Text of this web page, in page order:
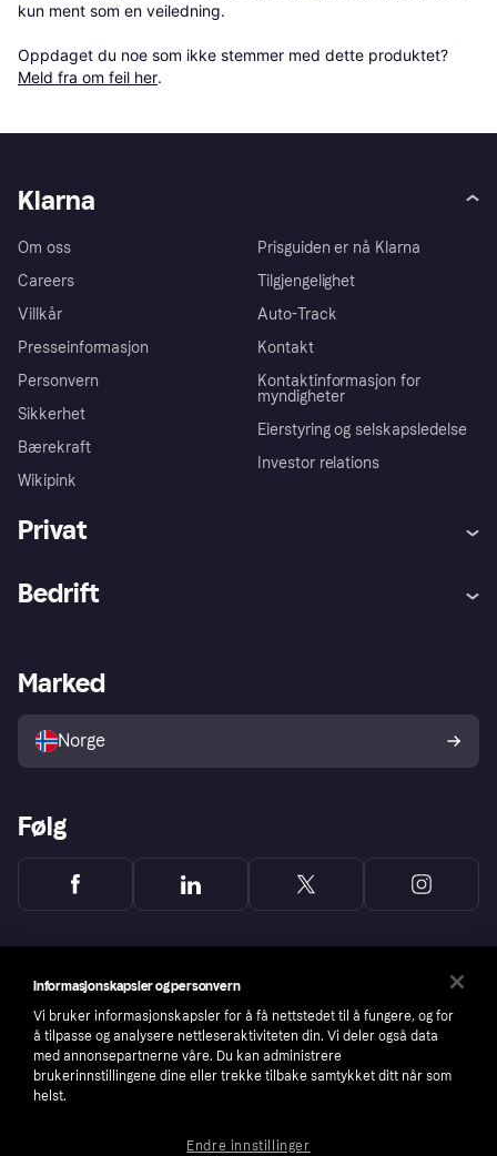
kun ment som en veiledning.
Oppdaget du noe som ikke stemmer med dette produktet?
Meld fra om feil her.
Klarna
Om oss
Careers
Villkår
Presseinformasjon
Personvern
Sikkerhet
Bærekraft
Wikipink
Prisguiden er nå Klarna
Tilgjengelighet
Auto-Track
Kontakt
Kontaktinformasjon for
myndigheter
Eierstyring og selskapsledelse
Investor relations
Privat
Utforsk butikker
Bedrift
Merchant portal
Marked
Norge
Følg
Informasjonskapsler og personvern
Vi bruker informasjonskapsler for å få nettstedet til å fungere, og for
å tilpasse og analysere nettleseraktiviteten din. Vi deler også data
med annonsepartnerne våre. Du kan administrere
brukerinnstillingene dine eller trekke tilbake samtykket ditt når som
helst.
Endre innstillinger